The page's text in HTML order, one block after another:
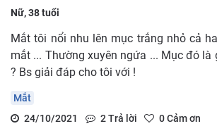
Nữ, 38 tuổi
Mắt tôi nổi nhu lên mục trắng nhỏ cả
mắt ... Thường xuyên ngứa ... Mục đó là
? Bs giải đáp cho tôi với !
Mắt
24/10/2021
2Trả lời 0Cảm ơn